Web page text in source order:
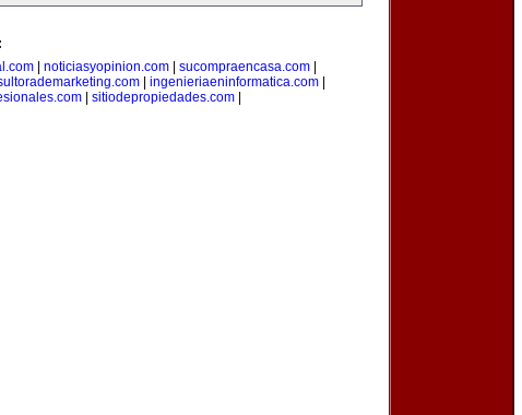
noticiasyopinion.com sucompraencasa.com
ingenieriaeninformatica.com
| sitiodepropiedades.com|